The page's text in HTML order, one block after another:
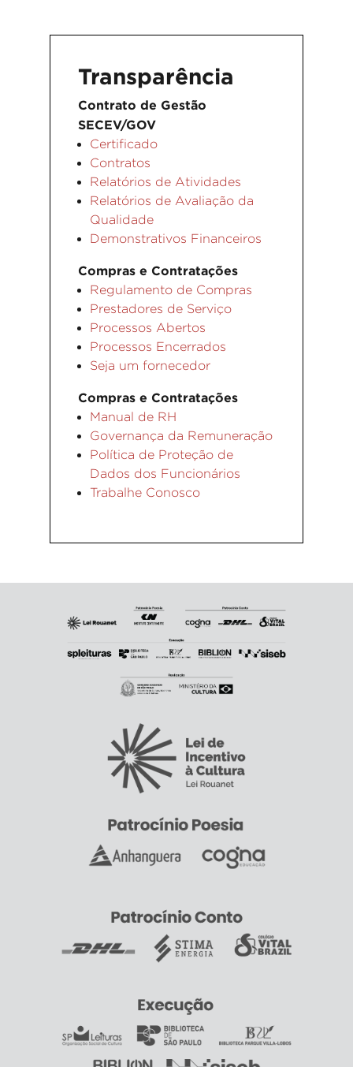
Transparência
Contrato de Gestão
SECEV/GOV
Certificado
Contratos
Relatórios de Atividades
Relatórios de Avaliação da
Qualidade
Demonstrativos Financeiros
Compras e Contratações
Regulamento de Compras
Prestadores de Serviço
Processos Abertos
Processos Encerrados
Seja um fornecedor
Compras e Contratações
Manual de RH
Governança da Remuneração
Política de Proteção de
Dados dos Funcionários
Trabalhe Conosco